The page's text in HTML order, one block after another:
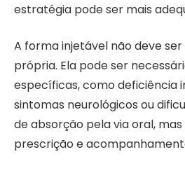
estratégia pode ser mais
A forma injetável não deve
própria. Ela pode ser
específicas, como deficiência
sintomas neurológicos ou
de absorção pela via oral,
prescrição e